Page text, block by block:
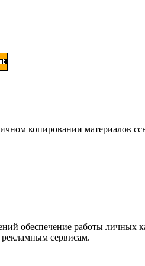
материалов
обеспечение работы
сервисам.